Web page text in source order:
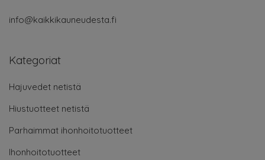
info@kaikkikauneudesta.fi
Kategoriat
Hajuvedet netistä
Hiustuotteet netistä
Parhaimmat ihonhoitotuotteet
Ihonhoitotuotteet